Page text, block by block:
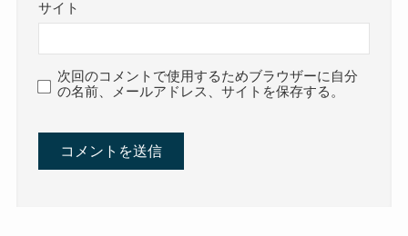
サイト
次回のコメントで使用するためブラウザーに自分
の名前、メールアドレス、サイトを保存する。